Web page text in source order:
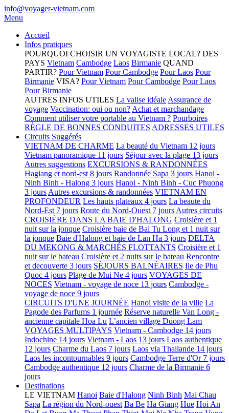
info@voyager-vietnam.com
Menu
Accueil
Infos pratiques
POURQUOI CHOISIR UN VOYAGISTE LOCAL? DES
PAYS Vietnam Cambodge Laos Birmanie QUAND
PARTIR? Pour Vietnam Pour Cambodge Pour Laos Pour
Birmanie VISA? Pour Vietnam Pour Cambodge Pour Laos
Pour Birmanie
AUTRES INFOS UTILES La valise idéale Assurance de
voyage Vaccination: oui ou non? Achat et marchandage
Comment utiliser votre portable au Vietnam ? Pourboires
RÈGLE DE BONNES CONDUITES ADRESSES UTILES
Circuits Suggérés
VIETNAM DE CHARME La beauté du Vietnam 12 jours
Vietnam panoramique 11 jours Séjour avec la plage 13 jours
Autres suggestions EXCURSIONS & RANDONNÉES
Hagiang et nord-est 8 jours Randonnée Sapa 3 jours Hanoi -
Ninh Binh - Halong 3 jours Hanoi - Ninh Binh - Cuc Phuong
3 jours Autres excursions & randonnées VIETNAM EN
PROFONDEUR Les hauts plateaux 4 jours La beaute du
Nord-Est 7 jours Route du Nord-Ouest 7 jours Autres circuits
CROISIÈRE DANS LA BAIE D'HALONG Croisière et 1
nuit sur la jonque Croisière baie de Bai Tu Long et 1 nuit sur
la jonque Baie d'Halong et baie de Lan Ha 3 jours DELTA
DU MEKONG & MARCHÉS FLOTTANTS Croisière et 1
nuit sur le bateau Croisière et 2 nuits sur le bateau Rencontre
et decouverte 3 jours SÉJOURS BALNÉAIRES Ile de Phu
Quoc 4 jours Plage de Mui Ne 4 jours VOYAGES DE
NOCES Vietnam - voyage de noce 13 jours Cambodge -
voyage de noce 9 jours
CIRCUITS D'UNE JOURNÉE Hanoi visite de la ville La
Pagode des Parfums 1 journée Réserve naturelle Van Long -
ancienne capitale Hoa Lu L’ancien village Duong Lam
VOYAGES MULTIPAYS Vietnam - Cambodge 14 jours
Indochine 14 jours Vietnam - Laos 13 jours Laos authentique
12 jours Charme du Laos 7 jours Laos via Thailande 14 jours
Laos les incontournables 9 jours Cambodge Terre d'Or 7 jours
Cambodge authentique 12 jours Charme de la Birmanie 6
jours
Destinations
LE VIETNAM Hanoi Baie d'Halong Ninh Binh Mai Chau
Sapa La région du Nord-ouest Ba Be Ha Giang Hue Hoi An